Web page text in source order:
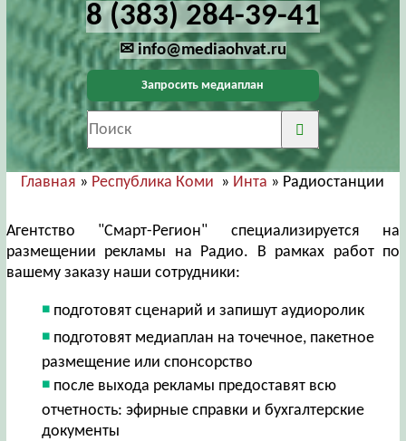
8 (383) 284-39-41
✉ info@mediaohvat.ru
Запросить медиаплан
Главная » Республика Коми » Инта » Радиостанции
Агентство "Смарт-Регион" специализируется на
размещении рекламы на Радио. В рамках работ по
вашему заказу наши сотрудники:
подготовят сценарий и запишут аудиоролик
подготовят медиаплан на точечное, пакетное
размещение или спонсорство
после выхода рекламы предоставят всю
отчетность: эфирные справки и бухгалтерские
документы